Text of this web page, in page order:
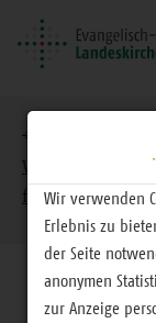
EVLKS -
fürWir verwenden
Erlebnis zu
der Seite
anonymen
zur Anzeige